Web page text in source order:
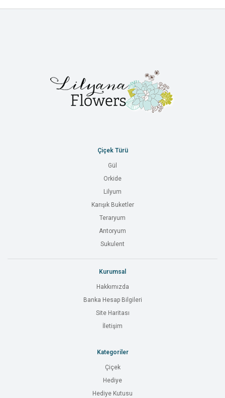
Çiçek Türü
Gül
Orkide
Lilyum
Karışık Buketler
Teraryum
Antoryum
Sukulent
Kurumsal
Hakkımızda
Banka Hesap Bilgileri
Site Haritası
İletişim
Kategoriler
Çiçek
Hediye
Hediye Kutusu